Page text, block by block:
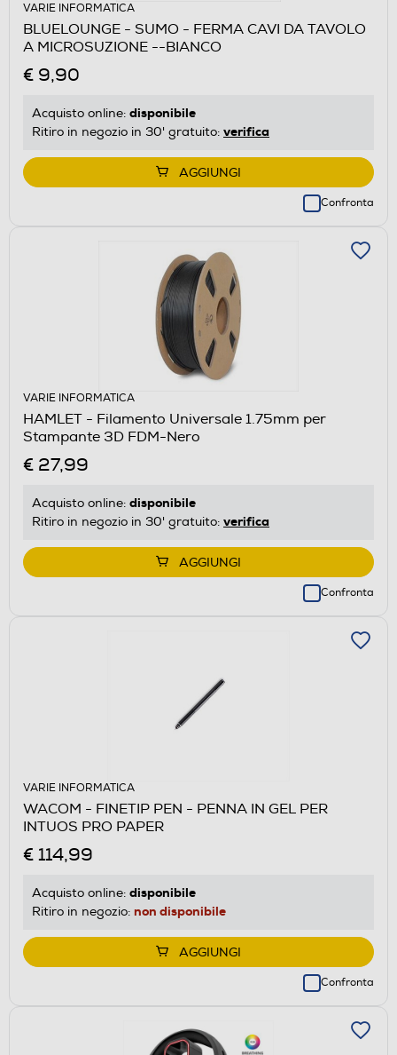
VARIE INFORMATICA
BLUELOUNGE - SUMO - FERMA CAVI DA TAVOLO
A MICROSUZIONE --BIANCO
€ 9,90
Acquisto online: disponibile
Ritiro in negozio in 30' gratuito: verifica
AGGIUNGI
Confronta
VARIE INFORMATICA
HAMLET - Filamento Universale 1.75mm per
Stampante 3D FDM-Nero
€ 27,99
Acquisto online: disponibile
Ritiro in negozio in 30' gratuito: verifica
AGGIUNGI
Confronta
VARIE INFORMATICA
WACOM - FINETIP PEN - PENNA IN GEL PER
INTUOS PRO PAPER
€ 114,99
Acquisto online: disponibile
Ritiro in negozio: non disponibile
AGGIUNGI
Confronta